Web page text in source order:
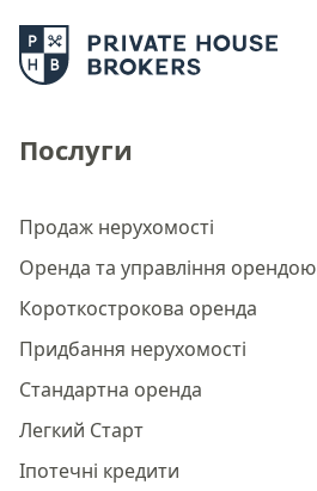
Послуги
Продаж нерухомості
Оренда та управління орендою
Короткострокова оренда
Придбання нерухомості
Стандартна оренда
Легкий Старт
Іпотечні кредити